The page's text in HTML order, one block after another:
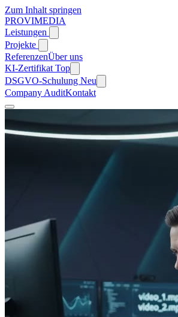
Zum Inhalt springen
PROVIMEDIA
Leistungen
Projekte
ReferenzenÜber uns
KI-Zertifikat Top
DSGVO-Schulung Neu
Company AuditKontakt